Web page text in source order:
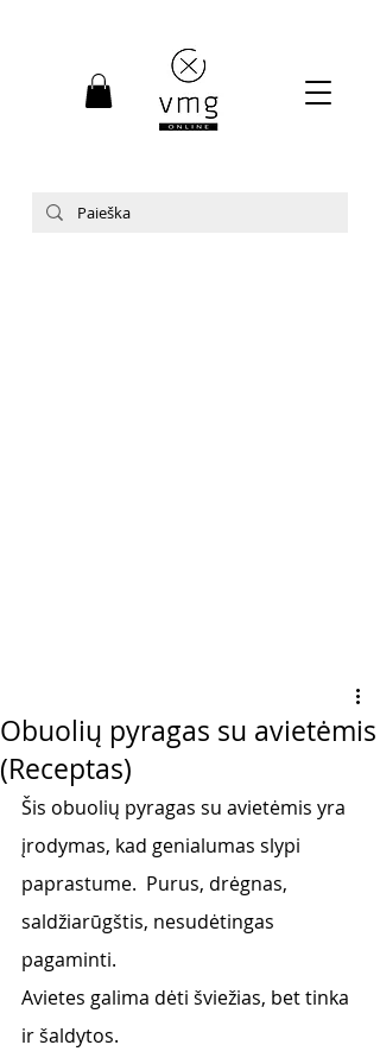
Obuolių pyragas su avietėmis
(Receptas)
Šis obuolių pyragas su avietėmis yra
įrodymas, kad genialumas slypi
paprastume.  Purus, drėgnas,
saldžiarūgštis, nesudėtingas
pagaminti.
Avietes galima dėti šviežias, bet tinka
ir šaldytos.